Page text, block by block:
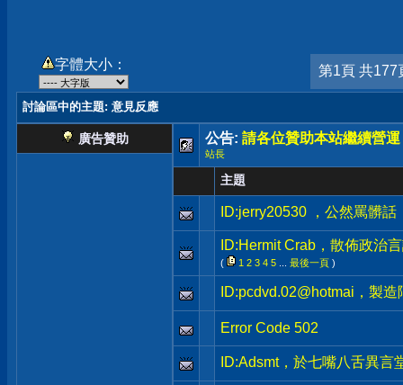
字體大小： 第1頁 共177
討論區中的主題: 意見反應
廣告贊助 公告: 請各位贊助本站繼續營運
站長
主題
ID:jerry20530 ，公然罵髒
ID:Hermit Crab，散佈政治
( 1 2 3 4 5 最後一頁 )
ID:pcdvd.02@hotmai，製
Error Code 502
ID:Adsmt，於七嘴八舌異言